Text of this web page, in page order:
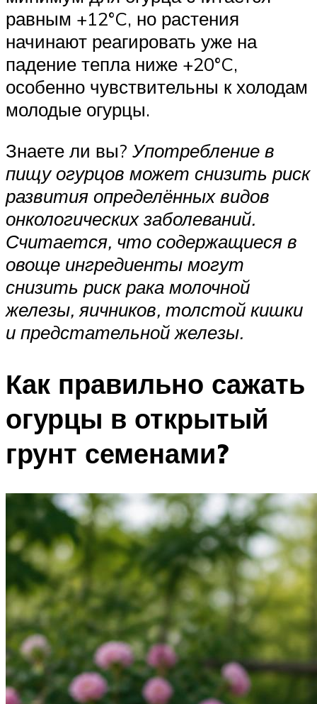
равным +12°C, но растения
начинают реагировать уже на
падение тепла ниже +20°C,
особенно чувствительны к холодам
молодые огурцы.
Знаете ли вы? Употребление в
пищу огурцов может снизить риск
развития определённых видов
онкологических заболеваний.
Считается, что содержащиеся в
овоще ингредиенты могут
снизить риск рака молочной
железы, яичников, толстой кишки
и предстательной железы.
Как правильно сажать
огурцы в открытый
грунт семенами?